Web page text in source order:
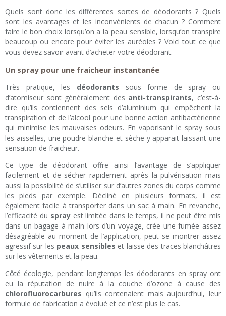
Quels sont donc les différentes sortes de déodorants ? Quels
sont les avantages et les inconvénients de chacun ? Comment
faire le bon choix lorsqu’on a la peau sensible, lorsqu’on transpire
beaucoup ou encore pour éviter les auréoles ? Voici tout ce que
vous devez savoir avant d’acheter votre déodorant.
Un spray pour une fraicheur instantanée
Très pratique, les déodorants sous forme de spray ou
d’atomiseur sont généralement des anti-transpirants, c’est-à-
dire qu’ils contiennent des sels d’aluminium qui empêchent la
transpiration et de l’alcool pour une bonne action antibactérienne
qui minimise les mauvaises odeurs. En vaporisant le spray sous
les aisselles, une poudre blanche et sèche y apparait laissant une
sensation de fraicheur.
Ce type de déodorant offre ainsi l’avantage de s’appliquer
facilement et de sécher rapidement après la pulvérisation mais
aussi la possibilité de s’utiliser sur d’autres zones du corps comme
les pieds par exemple. Décliné en plusieurs formats, il est
également facile à transporter dans un sac à main. En revanche,
l’efficacité du sprayest limitée dans le temps, il ne peut être mis
dans un bagage à main lors d’un voyage, crée une fumée assez
désagréable au moment de l’application, peut se montrer assez
agressif sur les peaux sensibles et laisse des traces blanchâtres
sur les vêtements et la peau.
Côté écologie, pendant longtemps les déodorants en spray ont
eu la réputation de nuire à la couche d’ozone à cause des
chlorofluorocarbures qu’ils contenaient mais aujourd’hui, leur
formule de fabrication a évolué et ce n’est plus le cas.